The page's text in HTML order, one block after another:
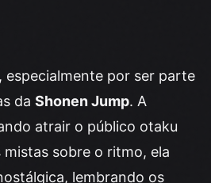
especialmente por ser parte
da Shonen Jump. A
atrair o público otaku
sobre o ritmo, ela
lembrando os